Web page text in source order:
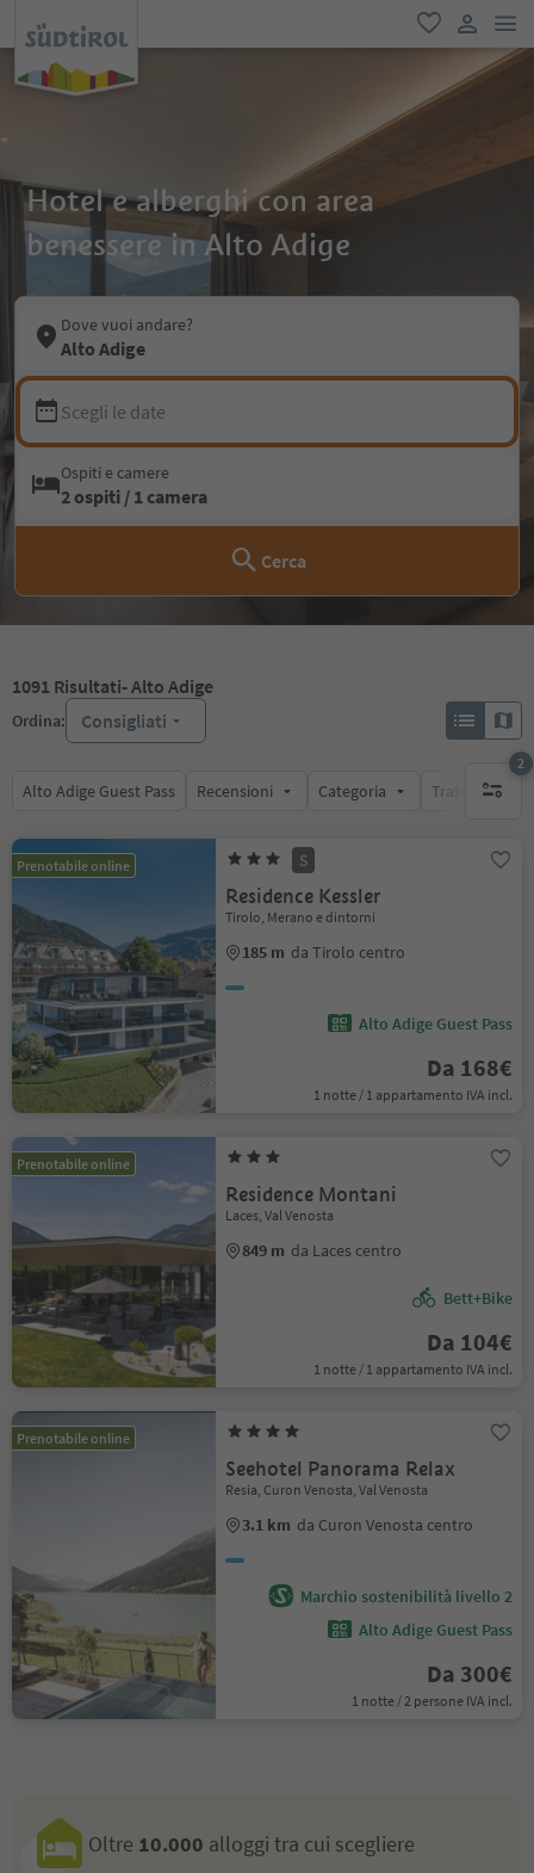
favoriti
user link
Hotel e alberghi con area
benessere in Alto Adige
Dove vuoi andare?
Alto Adige
Scegli le date
Ospiti e camere
2 ospiti / 1 camera
Cerca
1091 Risultati- Alto Adige
Ordina: Consigliati
Alto Adige Guest Pass Recensioni Categoria Trattamento
2
filtri
Prenotabile online S
Residence Kessler
Tirolo, Merano e dintorni
185 m da Tirolo centro
Alto Adige Guest Pass
Da 168€
1 notte / 1 appartamento IVA incl.
Prenotabile online
Residence Montani
Laces, Val Venosta
849 m da Laces centro
Bett+Bike
Da 104€
1 notte / 1 appartamento IVA incl.
Prenotabile online
Seehotel Panorama Relax
Resia, Curon Venosta, Val Venosta
3.1 km da Curon Venosta centro
Marchio sostenibilità livello 2
Alto Adige Guest Pass
Da 300€
1 notte / 2 persone IVA incl.
Oltre 10.000 alloggi tra cui scegliere